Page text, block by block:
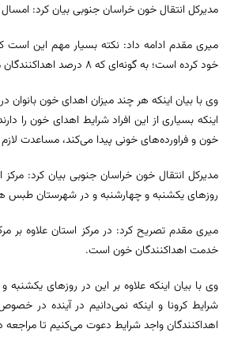
مدیرکل انتقال خون خراسان جنوبی بیان کرد: امسال از بهبودیافتگان کرونا ۷۵۶ واحد
میری مقدم ادامه داد: نکته بسیار مهم این است
خود کرده است؛ به گونه‌ای که ۸ درصد اهداکنندگان ما بانوان هستند در حالیکه میانگین کشوری در این شاخص۵.۲ درصد است.
وی با بیان اینکه هر چند میزان اهدای خون بانوان
اینکه بسیاری از این افراد شرایط اهدای خون را
خون و فراورده‌های خونی پیدا می‌کند، مساعدت
مدیرکل انتقال خون خراسان جنوبی بیان کرد:
روزهای یکشنبه و چهارشنبه و در شهرستان طبس
میری مقدم تصریح کرد: در مرکز استان علاوه بر
خدمت اهداکنندگان خون است.
وی با بیان اینکه علاوه بر این در روزهای
شرایط کرونا و اینکه نمی‌دانیم در آینده در
اهداکنندگان واجد شرایط دعوت می‌کنیم تا مراجعه